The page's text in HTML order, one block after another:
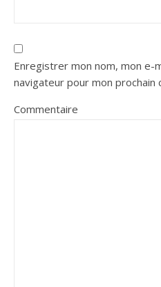
Enregistrer mon nom, mon e-
navigateur pour mon prochain
Commentaire